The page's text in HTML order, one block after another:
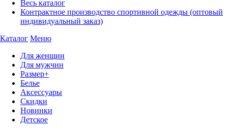
Весь каталог
Контрактное производство спортивной одежды (оптовый
индивидуальный заказ)
Каталог Меню
Для женщин
Для мужчин
Размер+
Белье
Аксессуары
Скидки
Новинки
Детское